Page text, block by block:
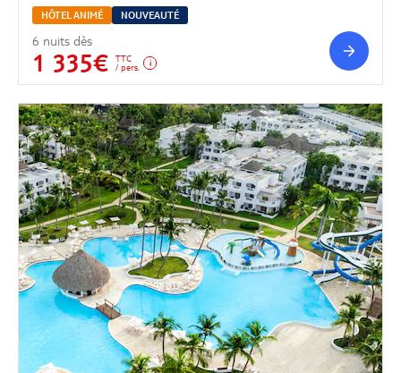
HÔTEL ANIMÉ NOUVEAUTÉ
6 nuits dès
1 335€
TTC
/ pers.